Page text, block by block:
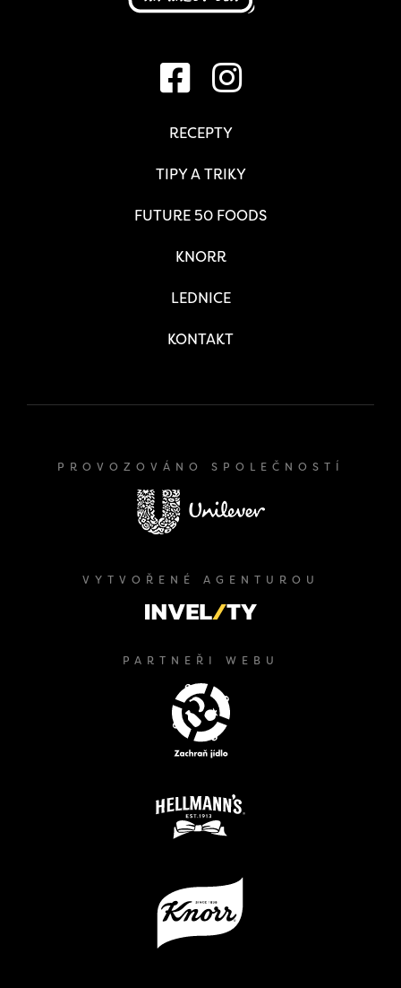
RECEPTY
TIPY A TRIKY
FUTURE 50 FOODS
KNORR
LEDNICE
KONTAKT
PROVOZOVÁNO SPOLEČNOSTÍ
VYTVOŘENÉ AGENTUROU
PARTNEŘI WEBU